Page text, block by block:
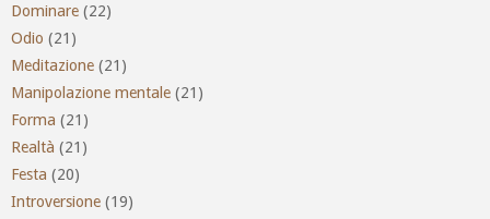
Dominare (22)
Odio (21)
Meditazione (21)
Manipolazione mentale (21)
Forma (21)
Realtà (21)
Festa (20)
Introversione (19)